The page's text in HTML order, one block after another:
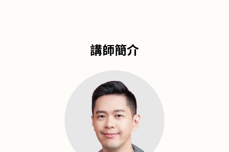
講師簡介